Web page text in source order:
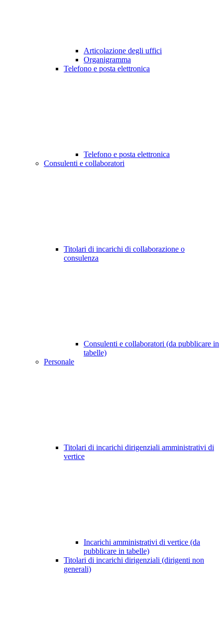
Articolazione degli uffici
Organigramma
Telefono e posta elettronica
Telefono e posta elettronica
Consulenti e collaboratori
Titolari di incarichi di collaborazione o
consulenza
Consulenti e collaboratori (da pubblicare in
tabelle)
Personale
Titolari di incarichi dirigenziali amministrativi di
vertice
Incarichi amministrativi di vertice (da
pubblicare in tabelle)
Titolari di incarichi dirigenziali (dirigenti non
generali)